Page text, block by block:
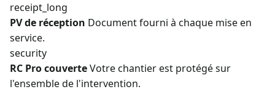
receipt_long
PV de réception Document fourni à chaque mise en
service.
security
RC Pro couverteVotre chantier est protégé sur
l'ensemble de l'intervention.